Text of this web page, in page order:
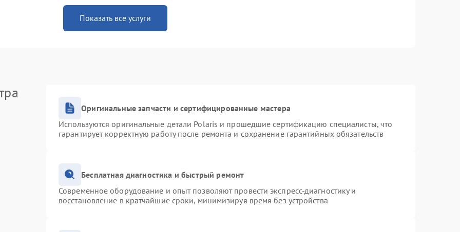
Показать все услуги
Оригинальные запчасти и сертифицированные мастера
Используются оригинальные детали Polaris и прошедшие сертификацию специалисты, что
гарантирует корректную работу после ремонта и сохранение гарантийных обязательств
Бесплатная диагностика и быстрый ремонт
Современное оборудование и опыт позволяют провести экспресс-диагностику и
восстановление в кратчайшие сроки, минимизируя время без устройства